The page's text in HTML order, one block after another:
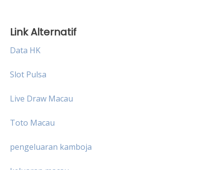
Link Alternatif
Data HK
Slot Pulsa
Live Draw Macau
Toto Macau
pengeluaran kamboja